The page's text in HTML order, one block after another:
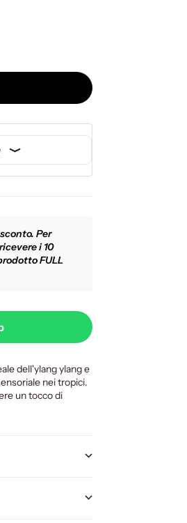
Per
i 10
FULL
dell'ylang ylang e
nei tropici.
un tocco di